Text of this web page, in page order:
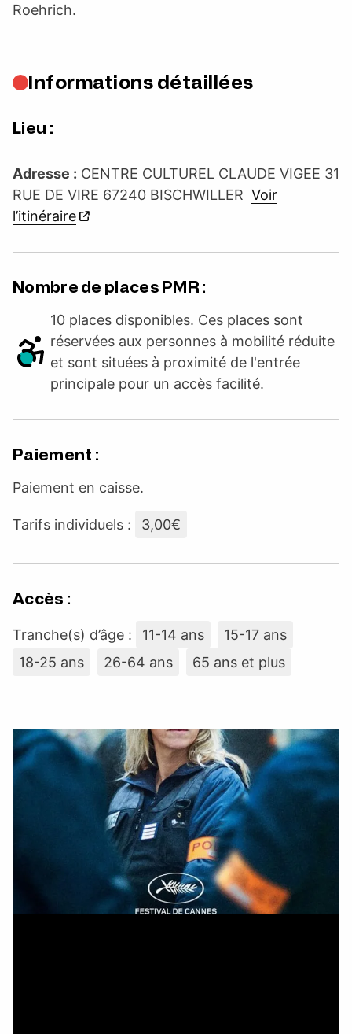
Roehrich.
Informations détaillées
Lieu :
Adresse : CENTRE CULTUREL CLAUDE VIGEE 31
RUE DE VIRE 67240 BISCHWILLER Voir
l’itinéraire
Nombre de places PMR :
10 places disponibles. Ces places sont
réservées aux personnes à mobilité réduite
et sont situées à proximité de l'entrée
principale pour un accès facilité.
Paiement :
Paiement en caisse.
Tarifs individuels : 3,00€
Accès :
Tranche(s) d’âge : 11-14 ans
15-17 ans
18-25 ans
26-64 ans 65 ans et plus